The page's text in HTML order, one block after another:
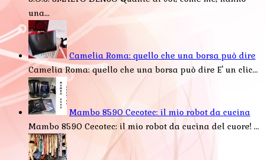
una...
Camelia Roma: quello che una borsa può dire
Camelia Roma: quello che una borsa può dire E' un clic...
Mambo 8590 Cecotec: il mio robot da cucina
Mambo 8590 Cecotec: il mio robot da cucina del cuore! ...